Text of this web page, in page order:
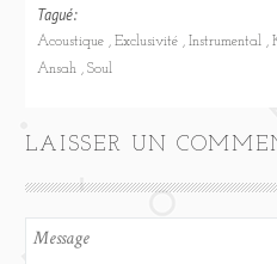
Tagué:
Acoustique Exclusivité Instrumental
Ansah
Soul
LAISSER UN